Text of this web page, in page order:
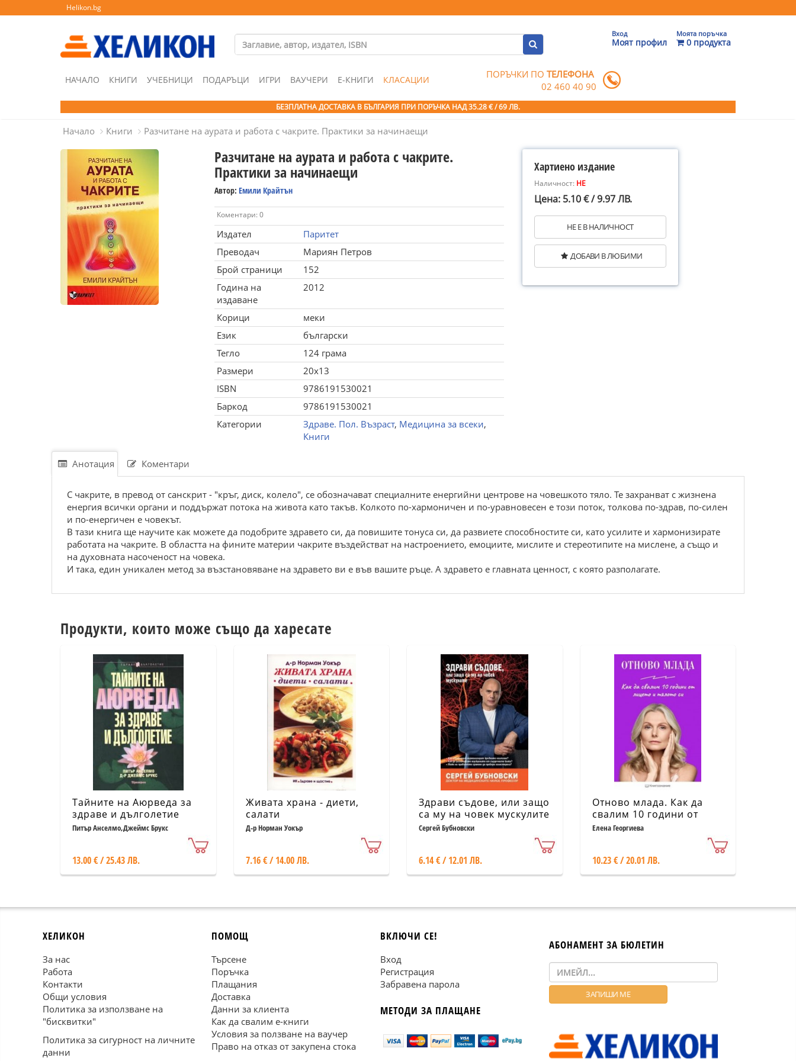
Helikon.bg
Вход
Моят профил
Моята поръчка
0 продукта
НАЧАЛО КНИГИ УЧЕБНИЦИ ПОДАРЪЦИ ИГРИ ВАУЧЕРИ Е-КНИГИ КЛАСАЦИИ ПОРЪЧКИ ПОТЕЛЕФОНА
02 460 40 90
БЕЗПЛАТНА ДОСТАВКА В БЪЛГАРИЯ ПРИ ПОРЪЧКА НАД 35.28 € / 69 ЛВ.
Начало Книги Разчитане на аурата и работа с чакрите. Практики за начинаещи
Разчитане на аурата и работа с чакрите.
Практики за начинаещи
Автор: Емили Крайтън
Коментари: 0
Издател
Паритет
Преводач
Мариян Петров
Брой страници
152
Година на
издаване
2012
Корици
меки
Език
български
Тегло
124 грама
Размери
20x13
ISBN
9786191530021
Баркод
9786191530021
Категории
Здраве. Пол. Възраст, Медицина за всеки,
Книги
Хартиено издание
Наличност: НЕ
Цена: 5.10 € / 9.97 ЛВ.
НЕ Е В НАЛИЧНОСТ
ДОБАВИ В ЛЮБИМИ
Анотация Коментари
С чакрите, в превод от санскрит - "кръг, диск, колело", се обозначават специалните енергийни центрове на човешкото тяло. Те захранват с жизнена
енергия всички органи и поддържат потока на живота като такъв. Колкото по-хармоничен и по-уравновесен е този поток, толкова по-здрав, по-силен
и по-енергичен е човекът.
В тази книга ще научите как можете да подобрите здравето си, да повишите тонуса си, да развиете способностите си, като усилите и хармонизирате
работата на чакрите. В областта на фините материи чакрите въздействат на настроението, емоциите, мислите и стереотипите на мислене, а също и
на духовната насоченост на човека.
И така, един уникален метод за възстановяване на здравето ви е във вашите ръце. А здравето е главната ценност, с която разполагате.
Продукти, които може също да харесате
Тайните на Аюрведа за
здраве и дълголетие
Питър Анселмо,Джеймс Брукс
13.00 € / 25.43 ЛВ.
Живата храна - диети,
салати
Д-р Норман Уокър
7.16 € / 14.00 ЛВ.
Здрави съдове, или защо
са му на човек мускулите
Сергей Бубновски
6.14 € / 12.01 ЛВ.
Отново млада. Как да
свалим 10 години от
лицето и тялото си
Елена Георгиева
10.23 € / 20.01 ЛВ.
ХЕЛИКОН
За нас
Работа
Контакти
Общи условия
Политика за използване на
"бисквитки"
Политика за сигурност на личните
данни
ПОМОЩ
Търсене
Поръчка
Плащания
Доставка
Данни за клиента
Как да свалим е-книги
Условия за ползване на ваучер
Право на отказ от закупена стока
ВКЛЮЧИ СЕ!
Вход
Регистрация
Забравена парола
МЕТОДИ ЗА ПЛАЩАНЕ
АБОНАМЕНТ ЗА БЮЛЕТИН